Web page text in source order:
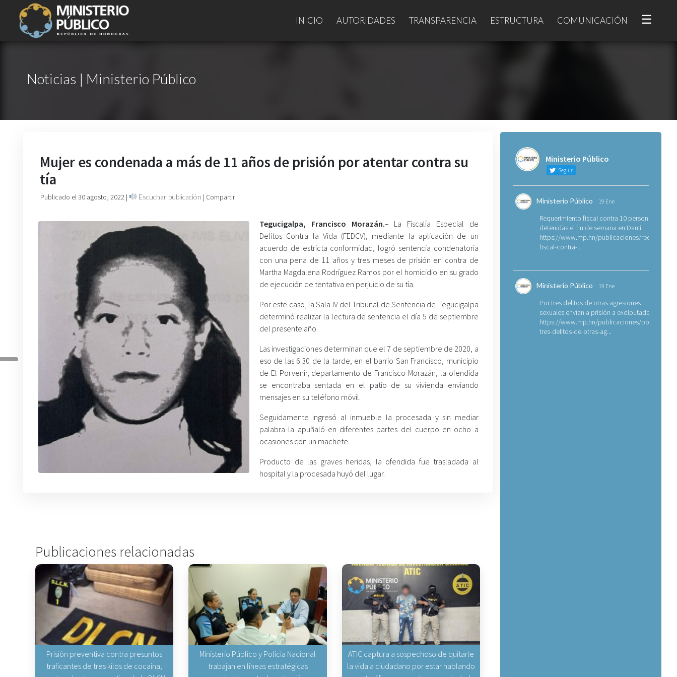
INICIO AUTORIDADES TRANSPARENCIA ESTRUCTURA COMUNICACIÓN ☰
Noticias | Ministerio Público
Mujer es condenada a más de 11 años de prisión por atentar contra su
tía
Publicado el 30 agosto, 2022 | Escuchar publicación | Compartir
Tegucigalpa, Francisco Morazán.– La Fiscalía Especial de
Delitos Contra la Vida (FEDCV), mediante la aplicación de un
acuerdo de estricta conformidad, logró sentencia condenatoria
con una pena de 11 años y tres meses de prisión en contra de
Martha Magdalena Rodríguez Ramos por el homicidio en su grado
de ejecución de tentativa en perjuicio de su tía.
Por este caso, la Sala IV del Tribunal de Sentencia de Tegucigalpa
determinó realizar la lectura de sentencia el día 5 de septiembre
del presente año.
Las investigaciones determinan que el 7 de septiembre de 2020, a
eso de las 6:30 de la tarde, en el barrio San Francisco, municipio
de El Porvenir, departamento de Francisco Morazán, la ofendida
se encontraba sentada en el patio de su vivienda enviando
mensajes en su teléfono móvil.
Seguidamente ingresó al inmueble la procesada y sin mediar
palabra la apuñaló en diferentes partes del cuerpo en ocho a
ocasiones con un machete.
Producto de las graves heridas, la ofendida fue trasladada al
hospital y la procesada huyó del lugar.
Publicaciones relacionadas
Prisión preventiva contra presuntos
traficantes de tres kilos de cocaína,
Ministerio Público y Policía Nacional
trabajan en líneas estratégicas
ATIC captura a sospechoso de quitarle
la vida a ciudadano por estar hablando
Ministerio Público
Seguir
Ministerio Público 19 Ene
Requerimiento fiscal contra 10 personas
detenidas el fin de semana en Danlí
https://www.mp.hn/publicaciones/
fiscal-contra-...
Ministerio Público 19 Ene
Por tres delitos de otras agresiones
sexuales envían a prisión a exdiputado
https://www.mp.hn/publicaciones/por-
tres-delitos-de-otras-ag...